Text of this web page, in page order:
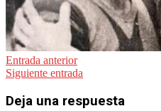
Navegación
de
entradas
Entrada anterior
Siguiente entrada
Deja una respuesta